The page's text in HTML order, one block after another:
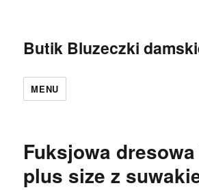
Butik Bluzeczki
MENU
Fuksjowa
plus size z